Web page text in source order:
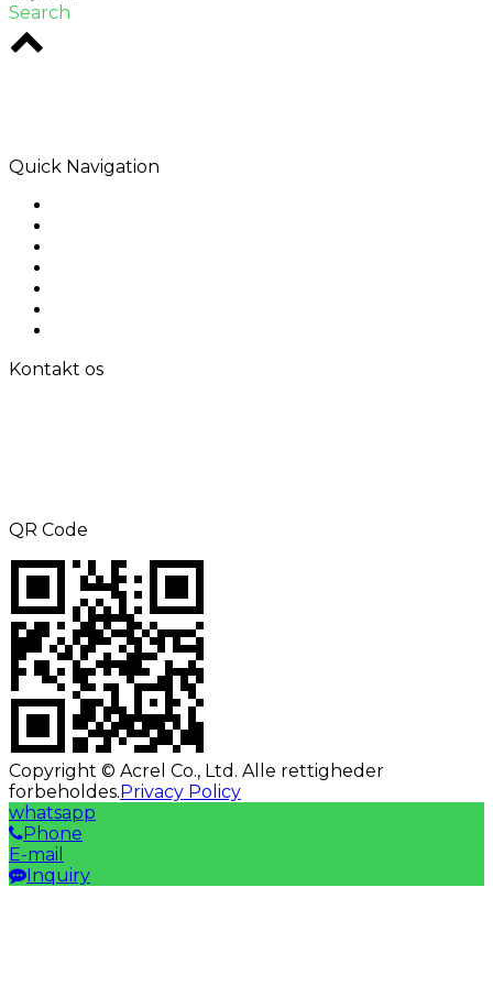
Search
Quick Navigation
Kontakt os
QR Code
Copyright © Acrel Co., Ltd. Alle rettigheder
forbeholdes.Privacy Policy
whatsapp
Phone
E-mail
Inquiry